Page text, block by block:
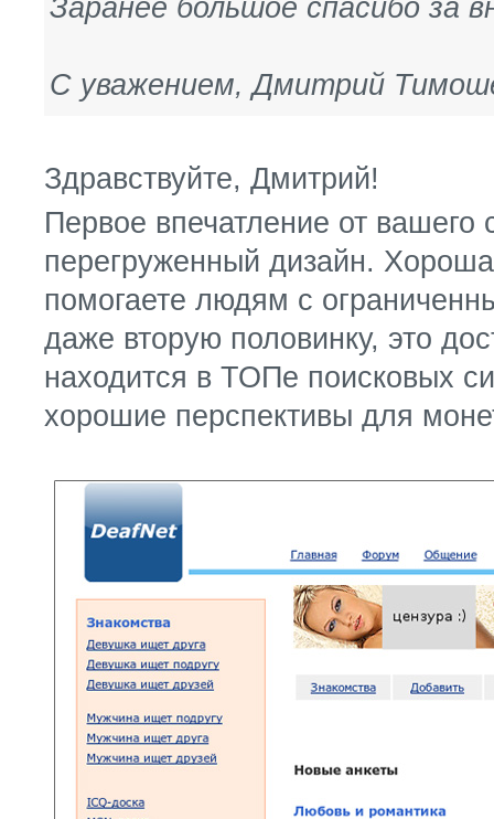
Заранее большое спасибо за
С уважением, Дмитрий
Здравствуйте, Дмитрий!
Первое впечатление от
перегруженный дизайн.
помогаете людям с
даже вторую половинку, это
находится в ТОПе поисковых
хорошие перспективы для